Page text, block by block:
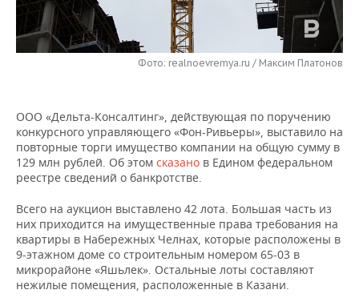
НЕФТЕХИМИЯ
НЕФТЬ
ЭНЕРГЕТИКА
РОЗНИЧНАЯ ТОРГОВЛЯ
НОВОСТИ ТЕХНОЛОГИЙ
ТЕЛЕКОММУНИКАЦИИ
МЕРОПРИЯТИЯ
НОВОСТИ МЕРОПРИЯТИЙ
БИЗНЕС-БРАНЧИ
ONLINE-КОНФЕРЕНЦИИ
ОТКРЫТАЯ ЛЕКЦИЯ
ФУТБОЛ
ХОККЕЙ
БАСКЕТБОЛ
ВОЛЕЙБОЛ
КИБЕРСПОРТ
НОВОСТИ ОБЩЕСТВА
ВЛАСТЬ
ИНФРАСТРУКТУРА
ИСТОРИЯ
КУЛЬТУРА
ФОТОГАЛЕРЕЯ
СЮЖЕТЫ
СПРАВОЧНИК
СПИСОК ПЕРСОН
СПИСОК КОМПАНИЙ
ПОЛНАЯ ВЕРСИЯ
Фото: realnoevremya.ru / Максим Платонов
ООО «Дельта-Консалтинг», действующая по поручению
конкурсного управляющего «Фон-Ривьеры», выставило на
повторные торги имущество компании на общую сумму в
129 млн рублей. Об этом сказано в Едином федеральном
реестре сведений о банкротстве.
Всего на аукцион выставлено 42 лота. Большая часть из
них приходится на имущественные права требования на
квартиры в Набережных Челнах, которые расположены в
9-этажном доме со строительным номером 65-03 в
микрорайоне «Яшьлек». Остальные лоты составляют
нежилые помещения, расположенные в Казани.